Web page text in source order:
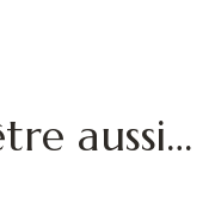
aussi…